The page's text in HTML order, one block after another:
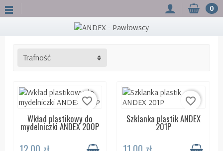
0
Trafność
DOSTĘPNY 24H
favorite_border
Wkład plastikowy do
mydelniczki ANDEX 200P
DOSTĘPNY 24H
favorite_border
Szklanka plastik ANDEX
201P